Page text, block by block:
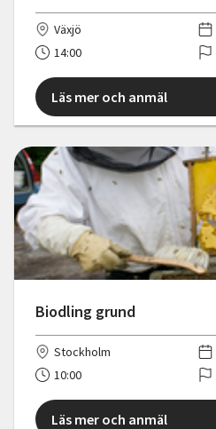
Växjö
14:00
Läs mer och anmäl
Biodling grund
Stockholm
10:00
Läs mer och anmäl